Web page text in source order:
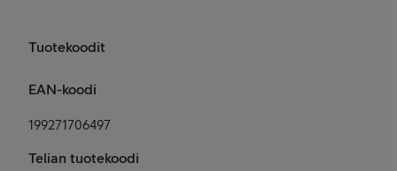
Tuotekoodit
EAN-koodi
199271706497
Telian tuotekoodi